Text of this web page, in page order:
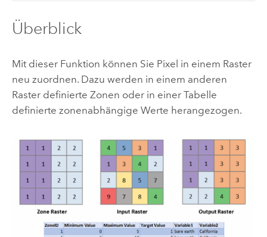
Überblick
Mit dieser Funktion können Sie Pixel in einem Raster
neu zuordnen. Dazu werden in einem anderen
Raster definierte Zonen oder in einer Tabelle
definierte zonenabhängige Werte herangezogen.